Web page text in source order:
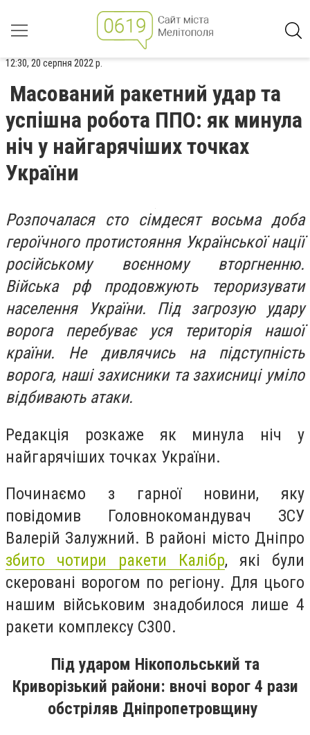
12:30, 20 серпня 2022 р.
Масований ракетний удар та
успішна робота ППО: як минула
ніч у найгарячіших точках
України
Розпочалася сто сімдесят восьма доба
героїчного протистояння Української нації
російському воєнному вторгненню.
Війська рф продовжують тероризувати
населення України. Під загрозую удару
ворога перебуває уся територія нашої
країни. Не дивлячись на підступність
ворога, наші захисники та захисниці уміло
відбивають атаки.
Редакція розкаже як минула ніч у
найгарячіших точках України.
Починаємо з гарної новини, яку
повідомив Головнокомандувач ЗСУ
Валерій Залужний. В районі місто Дніпро
збито чотири ракети Калібр, які були
скеровані ворогом по регіону. Для цього
нашим військовим знадобилося лише 4
ракети комплексу С300.
Під ударом Нікопольський та
Криворізький райони: вночі ворог 4 рази
обстріляв Дніпропетровщину